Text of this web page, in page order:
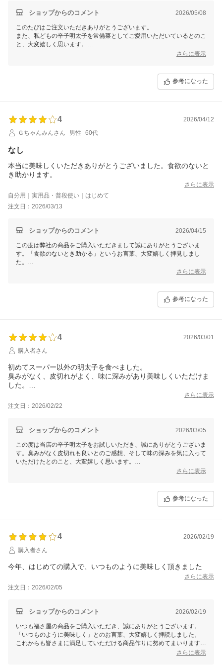
ショップからのコメント 2026/05/08
このたびはご注文いただきありがとうございます。
また、私どもの辛子明太子を常備菜としてご愛用いただいているとのこ
と、大変嬉しく思います。
迅速な配送がお客様のお役に立てたようで何よりでございます。さらに表示
参考になった
4
2026/04/12
Ｇちゃんみんさん
男性 60代
なし
本当に美味しくいただきありがとうございました。食欲のないと
き助かります。
さらに表示
自分用｜実用品・普段使い｜はじめて
注文日：2026/03/13
ショップからのコメント 2026/04/15
この度は弊社の商品をご購入いただきまして誠にありがとうございま
す。「食欲のないとき助かる」というお言葉、大変嬉しく拝見しまし
た。
私たちの商品がお客様のお役に立てたこと、本当に光栄です。さらに表示
参考になった
4
2026/03/01
購入者さん
初めてスーパー以外の明太子を食べました。
臭みがなく、皮切れがよく、味に深みがあり美味しくいただけま
した。
一緒に購入したビニール袋が入っていませんでしたが、元々付属
されていた分で問題なかったです。
さらに表示
注文日：2026/02/22
ショップからのコメント 2026/03/05
この度は当店の辛子明太子をお試しいただき、誠にありがとうございま
す。臭みがなく皮切れも良いとのご感想、そして味の深みを気に入って
いただけたとのこと、大変嬉しく思います。
また、ビニール袋についてのご報告もありがとうございます。さらに表示
参考になった
4
2026/02/19
購入者さん
今年、はじめての購入で、いつものように美味しく頂きました
さらに表示
注文日：2026/02/05
ショップからのコメント 2026/02/19
いつも福さ屋の商品をご購入いただき、誠にありがとうございます。
「いつものように美味しく」とのお言葉、大変嬉しく拝読しました。
これからも皆さまに満足していただける商品作りに努めてまいります。
さらに表示